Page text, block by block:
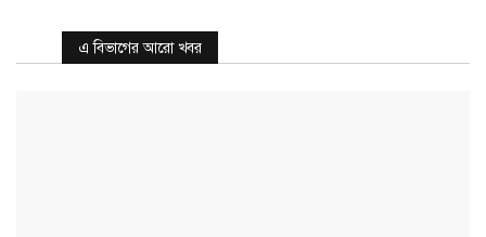
এ বিভাগের আরো খবর